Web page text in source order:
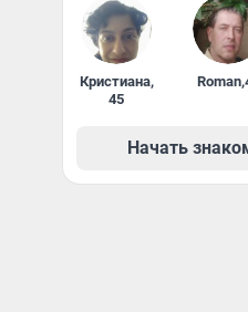
Кристиана,
45
Roman,
Начать